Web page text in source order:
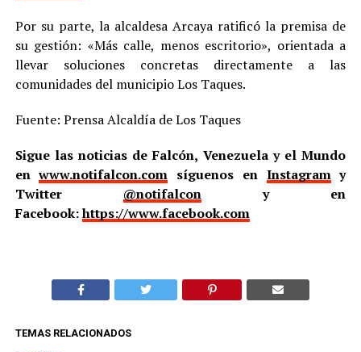
Por su parte, la alcaldesa Arcaya ratificó la premisa de
su gestión: «Más calle, menos escritorio», orientada a
llevar soluciones concretas directamente a las
comunidades del municipio Los Taques.
Fuente: Prensa Alcaldía de Los Taques
Sigue las noticias de Falcón, Venezuela y el Mundo
enwww.notifalcon.com síguenos en Instagramy
Twitter @notifalcony en
Facebook:https://www.facebook.com
TEMAS RELACIONADOS